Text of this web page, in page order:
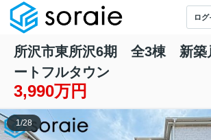
ログ
所沢市東所沢6期 全3棟 新
ートフルタウン
3,990万円
1/28